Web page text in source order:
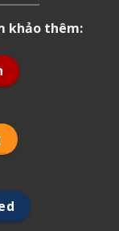
khảo thêm: